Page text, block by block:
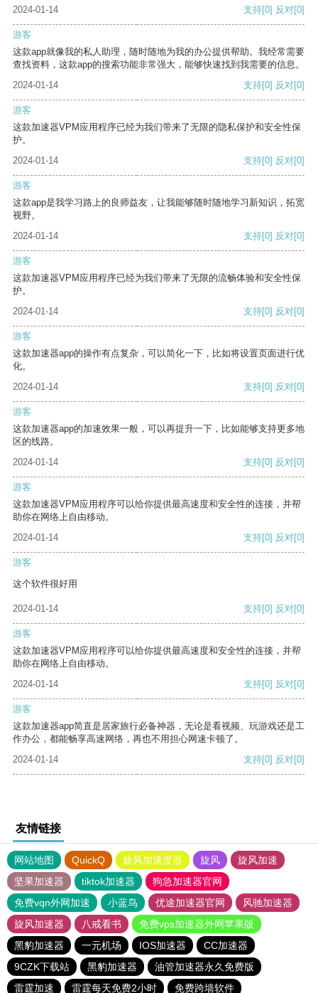
2024-01-14 支持[0] 反对[0]
游客
这款app就像我的私人助理，随时随地为我的办公提供帮助。我经常需要
查找资料，这款app的搜索功能非常强大，能够快速找到我需要的信息。
2024-01-14
支持[0] 反对[0]
游客
这款加速器VPM应用程序已经为我们带来了无限的隐私保护和安全性保
护。
2024-01-14
支持[0] 反对[0]
游客
这款app是我学习路上的良师益友，让我能够随时随地学习新知识，拓宽
视野。
2024-01-14
支持[0] 反对[0]
游客
这款加速器VPM应用程序已经为我们带来了无限的流畅体验和安全性保
护。
2024-01-14
支持[0] 反对[0]
游客
这款加速器app的操作有点复杂，可以简化一下，比如将设置页面进行优
化。
2024-01-14
支持[0] 反对[0]
游客
这款加速器app的加速效果一般，可以再提升一下，比如能够支持更多地
区的线路。
2024-01-14
支持[0] 反对[0]
游客
这款加速器VPM应用程序可以给你提供最高速度和安全性的连接，并帮
助你在网络上自由移动。
2024-01-14
支持[0] 反对[0]
游客
这个软件很好用
2024-01-14 支持[0] 反对[0]
游客
这款加速器VPM应用程序可以给你提供最高速度和安全性的连接，并帮
助你在网络上自由移动。
2024-01-14
支持[0] 反对[0]
游客
这款加速器app简直是居家旅行必备神器，无论是看视频、玩游戏还是工
作办公，都能畅享高速网络，再也不用担心网速卡顿了。
2024-01-14
支持[0] 反对[0]
友情链接
网站地图 QuickQ 旋风加速度器 旋风
旋风加速
坚果加速器
tiktok加速器
狗急加速器官网
免费vqn外网加速
小蓝鸟 优途加速器官网
风驰加速器
旋风加速器
八戒看书
免费vps加速器外网苹果版
黑豹加速器
一元机场 IOS加速器
CC加速器
9CZK下载站
黑豹加速器
油管加速器永久免费版
雷霆加速
雷霆每天免费2小时 免费跨墙软件